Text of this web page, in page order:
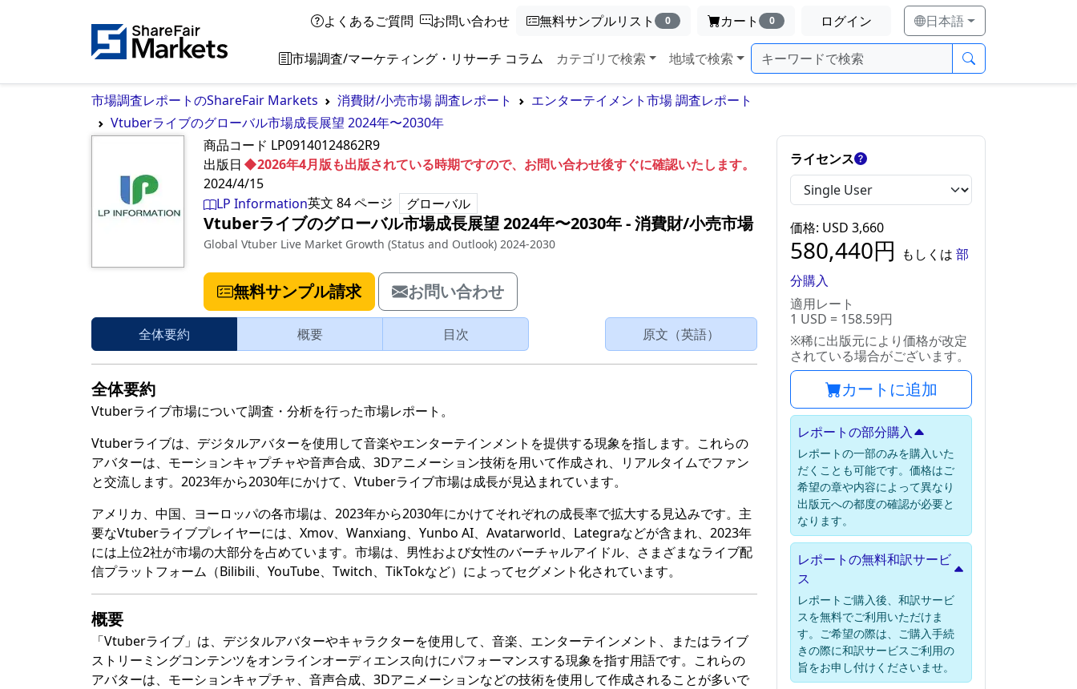
よくあるご質問 お問い合わせ 無料サンプルリスト 0 カート 0 ログイン 日本語
市場調査/マーケティング・リサーチ コラム カテゴリで検索 地域で検索
市場調査レポートのShareFair Markets 消費財/小売市場 調査レポート
エンターテイメント市場 調査レポート
Vtuberライブのグローバル市場成長展望 2024年〜2030年
商品コード LP09140124862R9
◆2026年4月版も出版されている時期ですので、お問い合わせ後すぐに確認いたします。
出版日
2024/4/15
LP Information英文 84ページ グローバル
Vtuberライブのグローバル市場成長展望 2024年〜2030年‐消費財/小売市場
Global Vtuber Live Market Growth (Status and Outlook) 2024-2030
無料サンプル請求 お問い合わせ
全体要約 概要 目次 原文（英語）
全体要約
Vtuberライブ市場について調査・分析を行った市場レポート。
Vtuberライブは、デジタルアバターを使用して音楽やエンターテインメントを提供する現象を指します。これらの
アバターは、モーションキャプチャや音声合成、3Dアニメーション技術を用いて作成され、リアルタイムでファン
と交流します。2023年から2030年にかけて、Vtuberライブ市場は成長が見込まれています。
アメリカ、中国、ヨーロッパの各市場は、2023年から2030年にかけてそれぞれの成長率で拡大する見込みです。主
要なVtuberライブプレイヤーには、Xmov、Wanxiang、Yunbo AI、Avatarworld、Lategraなどが含まれ、2023年
には上位2社が市場の大部分を占めています。市場は、男性および女性のバーチャルアイドル、さまざまなライブ配
信プラットフォーム（Bilibili、YouTube、Twitch、TikTokなど）によってセグメント化されています。
概要
「Vtuberライブ」は、デジタルアバターやキャラクターを使用して、音楽、エンターテインメント、またはライブ
ストリーミングコンテンツをオンラインオーディエンス向けにパフォーマンスする現象を指す用語です。これらの
アバターは、モーションキャプチャ、音声合成、3Dアニメーションなどの技術を使用して作成されることが多いで
ライセンス
価格: USD 3,660
580,440円 もしくは 部
分購入
適用レート
1 USD = 158.59円
※稀に出版元により価格が改定
されている場合がございます。
カートに追加
レポートの部分購入
レポートの一部のみを購入いた
だくことも可能です。価格はご
希望の章や内容によって異なり
出版元への都度の確認が必要と
なります。
レポートの無料和訳サービ
ス
レポートご購入後、和訳サービ
スを無料でご利用いただけま
す。ご希望の際は、ご購入手続
きの際に和訳サービスご利用の
旨をお申し付けくださいませ。